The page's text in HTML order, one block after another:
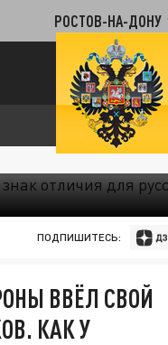
РОСТОВ-НА-ДОНУ
ПОДПИШИТЕСЬ:
ВВЁЛ СВОЙ
КАК У